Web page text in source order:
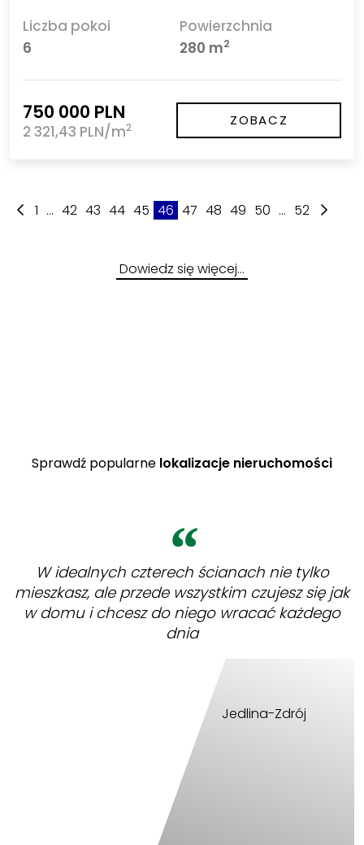
Liczba pokoi
6
Powierzchnia
280 m2
750 000 PLN
2 321,43 PLN/m2 ZOBACZ
1 ... 42 43 44 45 46 47 48 49 50 ... 52
Dowiedz się więcej…
Sprawdź popularne lokalizacje nieruchomości
W idealnych czterech ścianach nie tylko
mieszkasz, ale przede wszystkim czujesz się jak
w domu i chcesz do niego wracać każdego
dnia
Jedlina-Zdrój